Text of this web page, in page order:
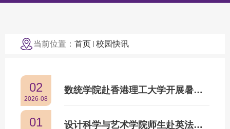
当前位置： 首页 校园快讯
02
2026-08
数统学院赴香港理工大学开展暑期学校
01 设计科学与艺术学院师生赴英法开展暑期访学